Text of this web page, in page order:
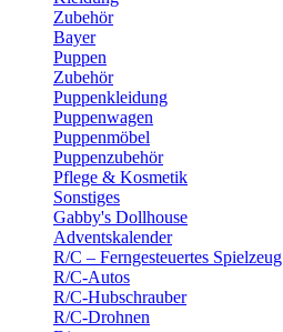
Zubehör
Bayer
Puppen
Zubehör
Puppenkleidung
Puppenwagen
Puppenmöbel
Puppenzubehör
Pflege & Kosmetik
Sonstiges
Gabby's Dollhouse
Adventskalender
R/C – Ferngesteuertes Spielzeug
R/C-Autos
R/C-Hubschrauber
R/C-Drohnen